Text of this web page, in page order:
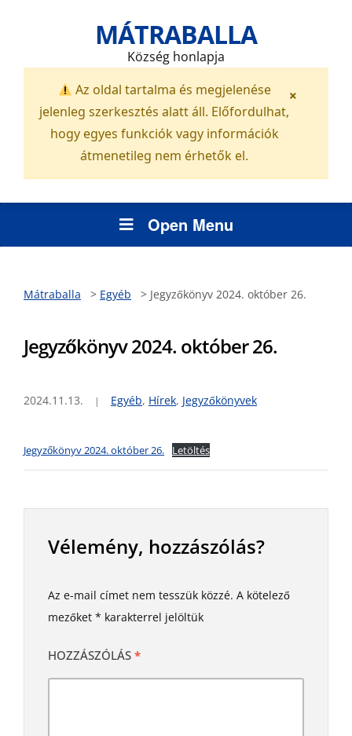
MÁTRABALLA
Község honlapja
Az oldal tartalma és megjelenése
jelenleg szerkesztés alatt áll. Előfordulhat,
hogy egyes funkciók vagy információk
átmenetileg nem érhetők el.
×
Open Menu
Mátraballa > Egyéb > Jegyzőkönyv 2024. október 26.
Jegyzőkönyv 2024. október 26.
2024.11.13. Egyéb, Hírek, Jegyzőkönyvek
Jegyzőkönyv 2024. október 26. Letöltés
Vélemény, hozzászólás?
Az e-mail címet nem tesszük közzé. A kötelező
mezőket * karakterrel jelöltük
HOZZÁSZÓLÁS *